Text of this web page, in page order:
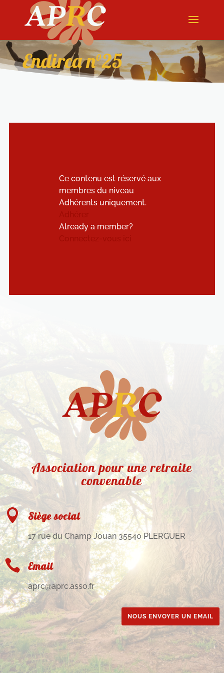
Endirca n°25
Ce contenu est réservé aux
membres du niveau
Adhérents uniquement.
Already a member?
Association pour une retraite
convenable
 Siège social
17 rue du Champ Jouan 35540 PLERGUER
 Email
aprc@aprc.asso.fr
NOUS ENVOYER UN EMAIL